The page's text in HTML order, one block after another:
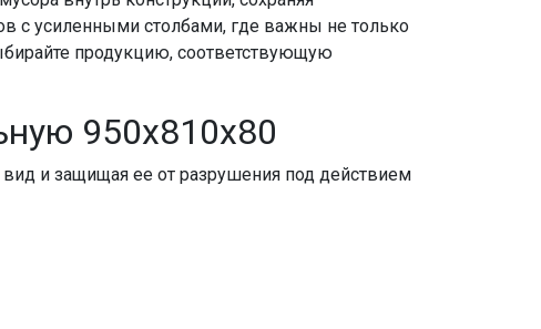
с усиленными столбами, где важны не только
продукцию, соответствующую
950х810х80
и защищая ее от разрушения под действием